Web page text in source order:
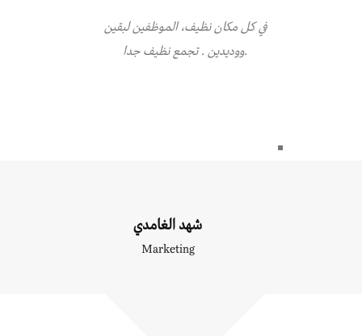
في كل مكان نظيف، الموظفين لبقين
ووديدين . تجمع نظيف جدا.
شهد الغامدي
Marketing